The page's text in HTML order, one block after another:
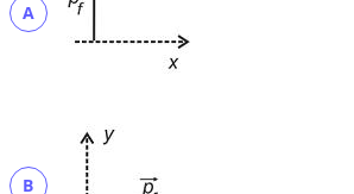
A
B